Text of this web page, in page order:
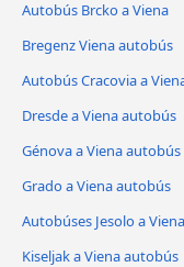
Autobús Brcko a Viena
Bregenz Viena autobús
Autobús Cracovia a
Dresde a Viena autobús
Génova a Viena autobús
Grado a Viena autobús
Autobúses Jesolo a Viena
Kiseljak a Viena autobús